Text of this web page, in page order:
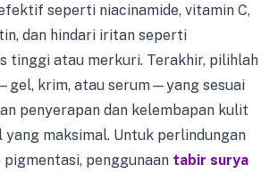
seperti niacinamide, vitamin C,
dan hindari iritan seperti
tinggi atau merkuri. Terakhir, pilihlah
krim, atau serum—yang sesuai
penyerapan dan kelembapan kulit
yang maksimal. Untuk perlindungan
penggunaan tabir surya